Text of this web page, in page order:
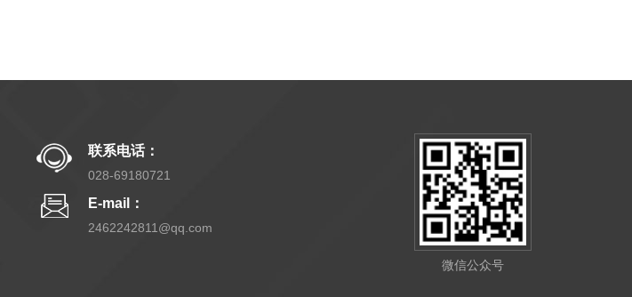
联系电话：
028-69180721
E-mail：
2462242811@qq.com
微信公众号